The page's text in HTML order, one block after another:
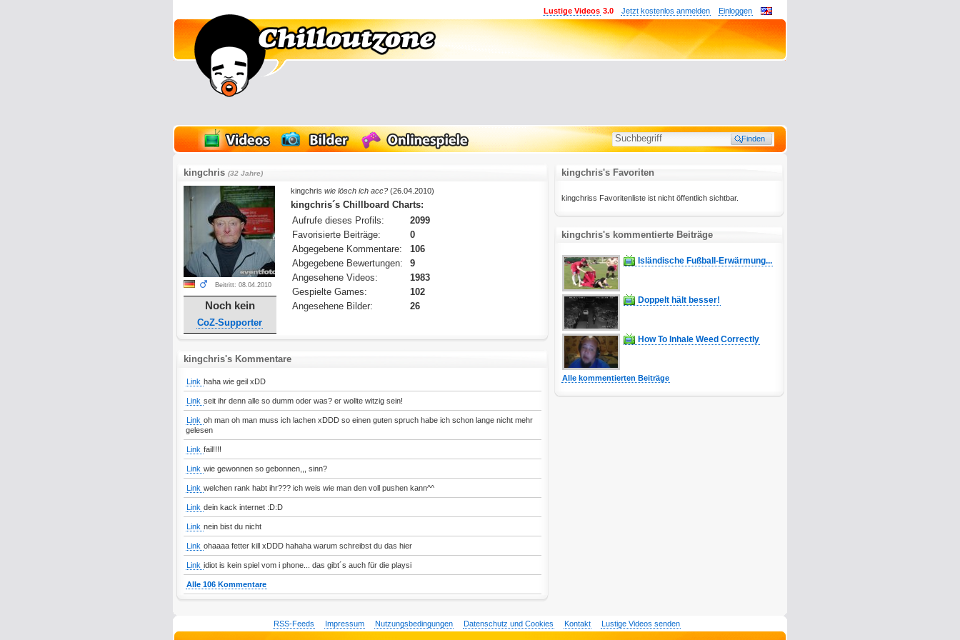
Einloggen
Jetzt kostenlos anmelden
Lustige Videos 3.0
kingchris (32 Jahre)
Beitritt: 08.04.2010
Noch kein
CoZ-Supporter
kingchris wie lösch ich acc?(26.04.2010)
kingchris´s Chillboard Charts:
Aufrufe dieses Profils:
2099
Favorisierte Beiträge:
0
Abgegebene Kommentare:
106
Abgegebene Bewertungen:
9
Angesehene Videos:
1983
Gespielte Games:
102
Angesehene Bilder:
26
kingchris's Kommentare
Link haha wie geil xDD
Link seit ihr denn alle so dumm oder was? er wollte witzig sein!
Link oh man oh man muss ich lachen xDDD so einen guten spruch habe ich schon lange nicht mehr
gelesen
Link fail!!!!
Link wie gewonnen so gebonnen,,, sinn?
Link welchen rank habt ihr??? ich weis wie man den voll pushen kann^^
Link dein kack internet :D:D
Link nein bist du nicht
Link ohaaaa fetter kill xDDD hahaha warum schreibst du das hier
Link idiot is kein spiel vom i phone... das gibt´s auch für die playsi
Alle 106 Kommentare
kingchris's Favoriten
kingchriss Favoritenliste ist nicht öffentlich sichtbar.
kingchris's kommentierte Beiträge
Isländische Fußball-Erwärmung...
Doppelt hält besser!
How To Inhale Weed Correctly
Alle kommentierten Beiträge
RSS-Feeds Impressum Nutzungsbedingungen Datenschutz und Cookies Kontakt Lustige Videos senden